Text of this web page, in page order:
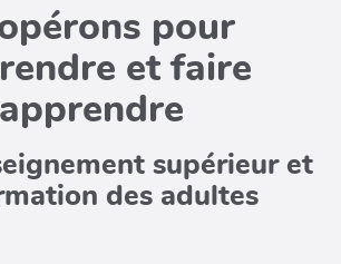
pour
et faire
apprendre
supérieur et
des adultes